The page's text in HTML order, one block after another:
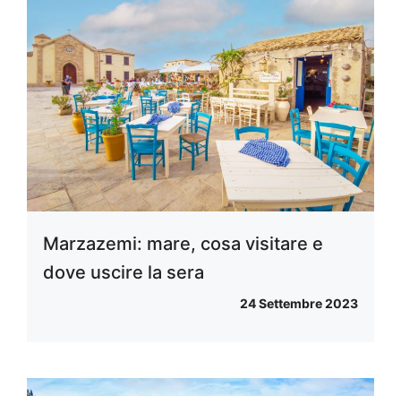
Marzazemi: mare, cosa visitare e
dove uscire la sera
24 Settembre 2023